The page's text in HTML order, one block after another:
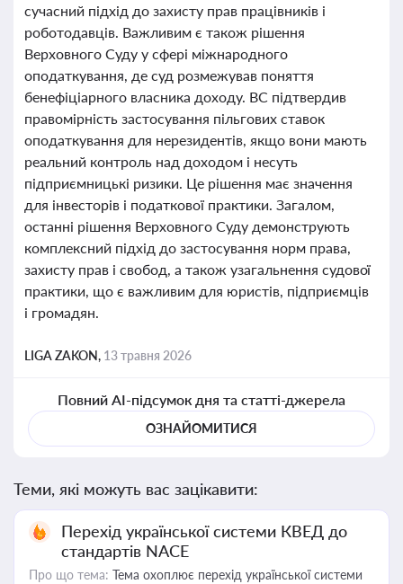
сучасний підхід до захисту прав працівників і
роботодавців. Важливим є також рішення
Верховного Суду у сфері міжнародного
оподаткування, де суд розмежував поняття
бенефіціарного власника доходу. ВС підтвердив
правомірність застосування пільгових ставок
оподаткування для нерезидентів, якщо вони мають
реальний контроль над доходом і несуть
підприємницькі ризики. Це рішення має значення
для інвесторів і податкової практики. Загалом,
останні рішення Верховного Суду демонструють
комплексний підхід до застосування норм права,
захисту прав і свобод, а також узагальнення судової
практики, що є важливим для юристів, підприємців
і громадян.
LIGA ZAKON, 13 травня 2026
Повний AI-підсумок дня та статті-джерела
ОЗНАЙОМИТИСЯ
Теми, які можуть вас зацікавити:
Перехід української системи КВЕД до
стандартів NACE
Про що тема: Тема охоплює перехід української системи